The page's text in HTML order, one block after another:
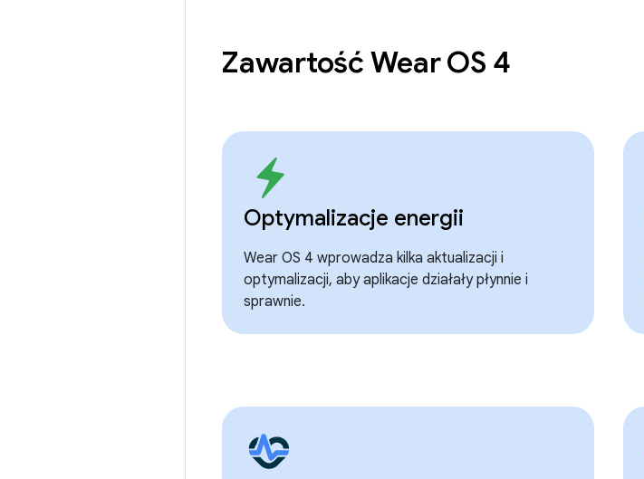
Zawartość Wear OS 4
Optymalizacje energii
Wear OS 4 wprowadza kilka aktualizacji i
optymalizacji, aby aplikacje działały płynnie i
sprawnie.